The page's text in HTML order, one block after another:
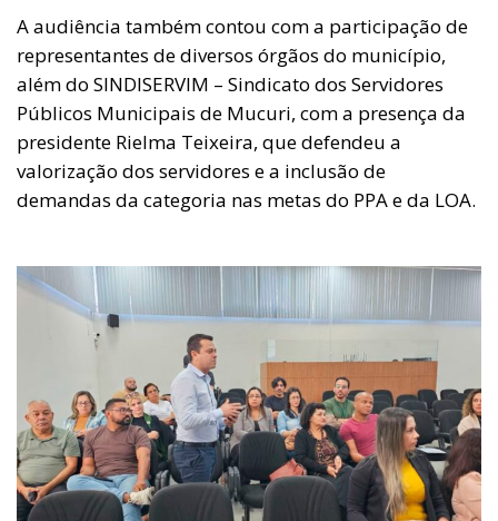
A audiência também contou com a participação de
representantes de diversos órgãos do município,
além do SINDISERVIM – Sindicato dos Servidores
Públicos Municipais de Mucuri, com a presença da
presidente Rielma Teixeira, que defendeu a
valorização dos servidores e a inclusão de
demandas da categoria nas metas do PPA e da LOA.